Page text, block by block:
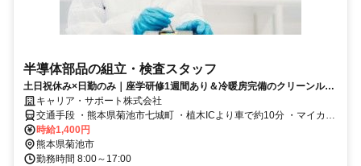
半導体部品の組立・検査スタッフ
土日祝休み×日勤のみ｜座学研修1週間あり＆冷暖房完備のクリーンルー
ム｜未経験OK！半導体部品工場での軽作業
キャリア・サポート株式会社
交通手段 ・熊本県菊池市七城町 ・植木ICより車で約10分 ・マイカー
通勤OK
時給1,400円
熊本県菊池市
勤務時間 8:00～17:00